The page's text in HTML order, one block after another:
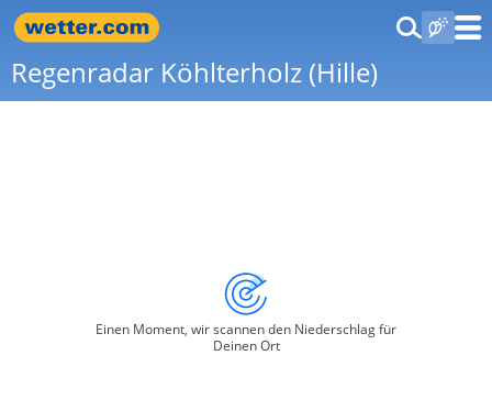
Regenradar Köhlterholz (Hille)
Einen Moment, wir scannen den Niederschlag für
Deinen Ort